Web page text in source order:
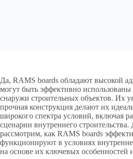
Да, RAMS boards обладают высокой
могут быть эффективно использованы
снаружи строительных объектов. Их
прочная конструкция делают их
широкого спектра условий, включая
сценарии внутреннего
рассмотрим, как RAMS boards
функционируют в условиях
на основе их ключевых особенностей